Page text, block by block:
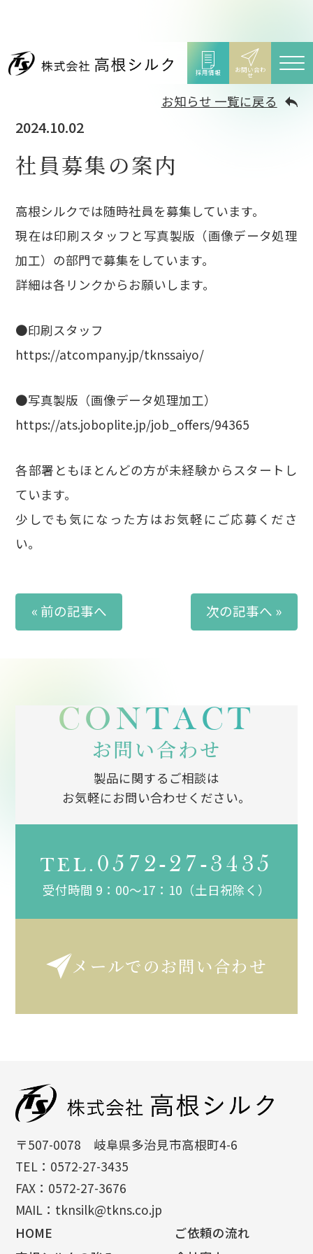
採用情報 お問い合わ
せ
お知らせ 一覧に戻る
2024.10.02
社員募集の案内
高根シルクでは随時社員を募集しています。
現在は印刷スタッフと写真製版（画像データ処理
加工）の部門で募集をしています。
詳細は各リンクからお願いします。
●印刷スタッフ
https://atcompany.jp/tknssaiyo/
●写真製版（画像データ処理加工）
https://ats.joboplite.jp/job_offers/94365
各部署ともほとんどの方が未経験からスタートし
ています。
少しでも気になった方はお気軽にご応募くださ
い。
« 前の記事へ 次の記事へ »
CONTACT
お問い合わせ
製品に関するご相談は
お気軽にお問い合わせください。
TEL. 0572-27-3435
受付時間 9：00～17：10（土日祝除く）
メールでのお問い合わせ
〒507-0078 岐阜県多治見市高根町4-6
TEL：0572-27-3435
FAX：0572-27-3676
MAIL：tknsilk@tkns.co.jp
HOME
ご依頼の流れ